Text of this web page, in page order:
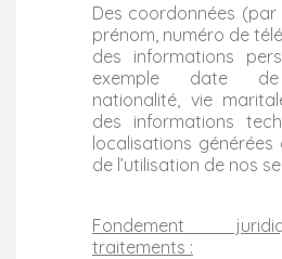
Des coordonnées (par
prénom, numéro de
des informations
exemple date de
nationalité, vie
des informations
localisations
de l’utilisation de nos
Fondement
traitements :